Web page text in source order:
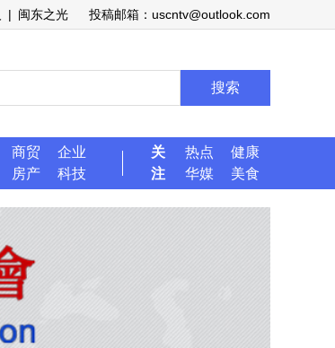
| 闽东之光 投稿邮箱：uscntv@outlook.com
搜索
商贸
企业
房产
科技
关
注
热点
健康
华媒
美食